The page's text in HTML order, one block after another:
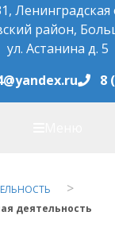
Ленинградская
район,
ул. Астанина д. 5
8
деятельность